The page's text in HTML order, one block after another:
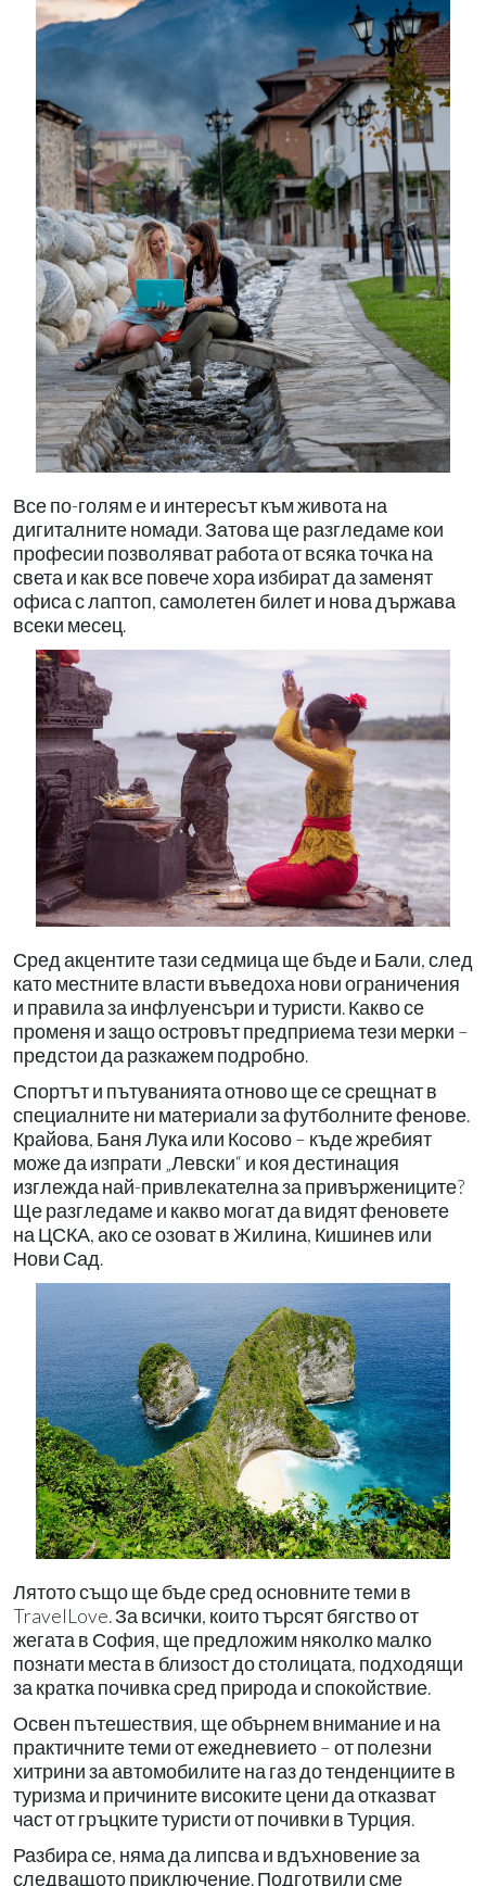
Все по-голям е и интересът към живота на
дигиталните номади. Затова ще разгледаме кои
професии позволяват работа от всяка точка на
света и как все повече хора избират да заменят
офиса с лаптоп, самолетен билет и нова държава
всеки месец.
Сред акцентите тази седмица ще бъде и Бали, след
като местните власти въведоха нови ограничения
и правила за инфлуенсъри и туристи. Какво се
променя и защо островът предприема тези мерки –
предстои да разкажем подробно.
Спортът и пътуванията отново ще се срещнат в
специалните ни материали за футболните фенове.
Крайова, Баня Лука или Косово – къде жребият
може да изпрати „Левски“ и коя дестинация
изглежда най-привлекателна за привържениците?
Ще разгледаме и какво могат да видят феновете
на ЦСКА, ако се озоват в Жилина, Кишинев или
Нови Сад.
Лятото също ще бъде сред основните теми в
TravelLove. За всички, които търсят бягство от
жегата в София, ще предложим няколко малко
познати места в близост до столицата, подходящи
за кратка почивка сред природа и спокойствие.
Освен пътешествия, ще обърнем внимание и на
практичните теми от ежедневието – от полезни
хитрини за автомобилите на газ до тенденциите в
туризма и причините високите цени да отказват
част от гръцките туристи от почивки в Турция.
Разбира се, няма да липсва и вдъхновение за
следващото приключение. Подготвили сме